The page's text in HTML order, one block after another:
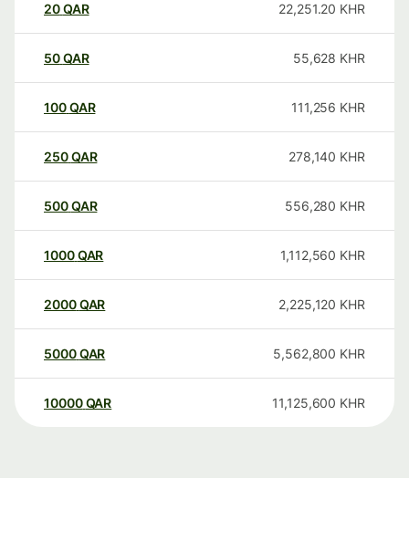
20QAR 22,251.20 KHR
50QAR 55,628 KHR
100QAR 111,256 KHR
250QAR 278,140 KHR
500QAR 556,280 KHR
1000QAR 1,112,560 KHR
2000QAR 2,225,120 KHR
5000QAR 5,562,800 KHR
10000 QAR 11,125,600 KHR